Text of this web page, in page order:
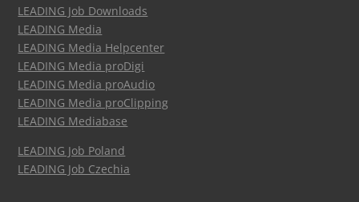
LEADING Job Downloads
LEADING Media
LEADING Media Helpcenter
LEADING Media proDigi
LEADING Media proAudio
LEADING Media proClipping
LEADING Mediabase
LEADING Job Poland
LEADING Job Czechia